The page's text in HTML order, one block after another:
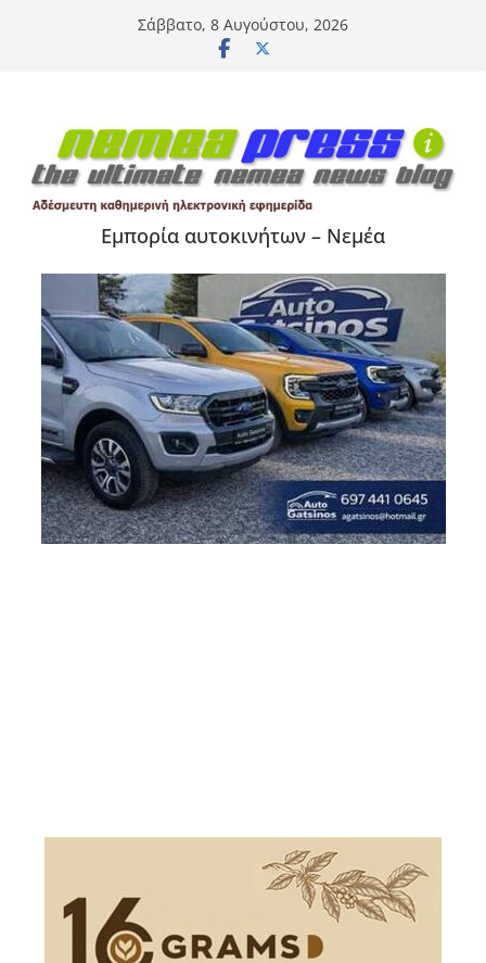
Σάββατο, 8 Αυγούστου, 2026
Εμπορία αυτοκινήτων – Νεμέα